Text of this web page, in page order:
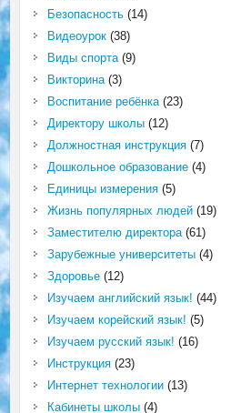
Безопасность(14)
Видеоурок(38)
Виды спорта(9)
Викторина(3)
Воспитание ребёнка(23)
Директору школы(12)
Должностная инструкция(7)
Дошкольное образование(4)
Единицы измерения(5)
Жизнь популярных людей(19)
Заместителю директора(61)
Зарубежные университеты(4)
Здоровье(12)
Изучаем английский язык! (44)
Изучаем корейский язык! (5)
Изучаем русский язык! (16)
Инструкция(23)
Интернет технологии(13)
Кабинеты школы(4)